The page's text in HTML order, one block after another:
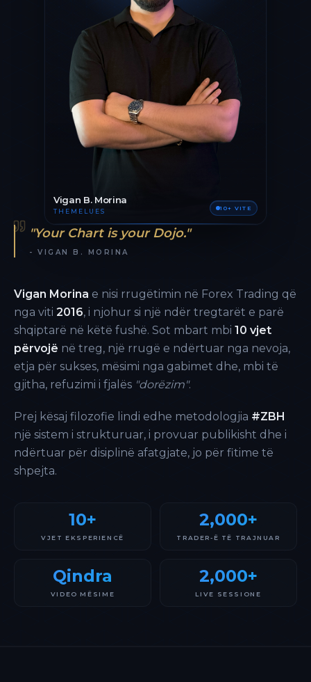
Vigan B. Morina
THEMELUES 10+ VITE
"Your Chart is your Dojo."
- VIGAN B. MORINA
Vigan Morina e nisi rrugëtimin në Forex Trading që
nga viti 2016, i njohur si një ndër tregtarët e parë
shqiptarë në këtë fushë. Sot mbart mbi 10 vjet
përvojë në treg, një rrugë e ndërtuar nga nevoja,
etja për sukses, mësimi nga gabimet dhe, mbi të
gjitha, refuzimi i fjalës "dorëzim".
Prej kësaj filozofie lindi edhe metodologjia #ZBH
një sistem i strukturuar, i provuar publikisht dhe i
ndërtuar për disiplinë afatgjate, jo për fitime të
shpejta.
10+
VJET EKSPERIENCË
2,000+
TRADER-Ë TË TRAJNUAR
Qindra
VIDEO MËSIME
2,000+
LIVE SESSIONE